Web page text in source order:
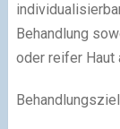
Behandlung
oder reifer Haut